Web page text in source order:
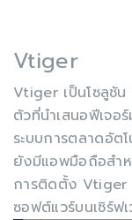
Vtiger
Vtiger เป็นโซลูชั
ตัวที่นำเสนอฟีเจอ
ระบบการตลาดอัต
ยังมีแอพมือถือสำ
การติดตั้ง Vtiger
ซอฟต์แวร์บนเซิร์ฟ